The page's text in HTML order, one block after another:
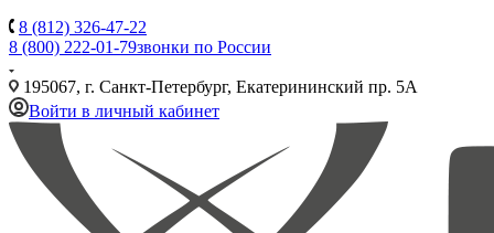
8 (812) 326-47-22
8 (800) 222-01-79звонки по России
195067, г. Санкт-Петербург, Екатерининский пр. 5А
Войти в личный кабинет